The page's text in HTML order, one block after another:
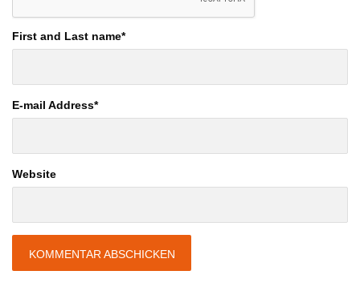
First and Last name*
E-mail Address*
Website